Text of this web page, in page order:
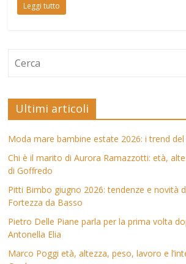
Leggi tutto
Ultimi articoli
Moda mare bambine estate 2026: i trend
Chi è il marito di Aurora Ramazzotti: età,
di Goffredo
Pitti Bimbo giugno 2026: tendenze e novità
Fortezza da Basso
Pietro Delle Piane parla per la prima volta
Antonella Elia
Marco Poggi età, altezza, peso, lavoro e